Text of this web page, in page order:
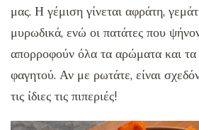
μας. Η γέμιση γίνεται αφράτη,
μυρωδικά, ενώ οι πατάτες που
απορροφούν όλα τα αρώματα και τα
φαγητού. Αν με ρωτάτε, είναι
τις ίδιες τις πιπεριές!